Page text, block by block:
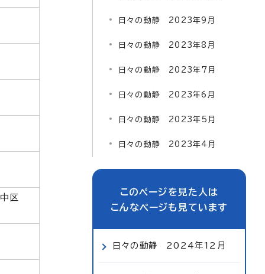
中区
日々の動静 2023年9月
日々の動静 2023年8月
日々の動静 2023年7月
日々の動静 2023年6月
日々の動静 2023年5月
日々の動静 2023年4月
このページを見た人は
こんなページも見ています
日々の動静 2024年12月